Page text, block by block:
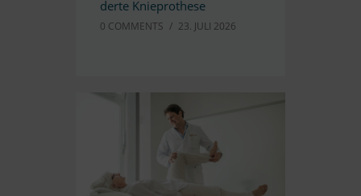
derte Knieprothese
0 COMM­ENTS / 23. JULI 2026